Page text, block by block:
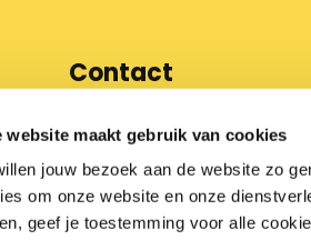
website maakt gebruik van cookies
jouw bezoek aan de website zo
om onze website en onze
geef je toestemming voor alle
Contact
088 973 06 00
info@inretail.nl